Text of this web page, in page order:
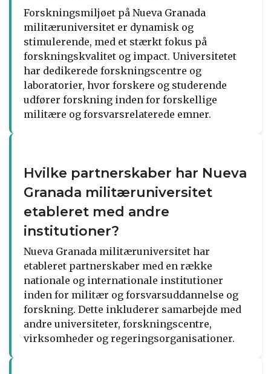
Forskningsmiljøet på Nueva Granada
militæruniversitet er dynamisk og
stimulerende, med et stærkt fokus på
forskningskvalitet og impact. Universitetet
har dedikerede forskningscentre og
laboratorier, hvor forskere og studerende
udfører forskning inden for forskellige
militære og forsvarsrelaterede emner.
Hvilke partnerskaber har Nueva
Granada militæruniversitet
etableret med andre
institutioner?
Nueva Granada militæruniversitet har
etableret partnerskaber med en række
nationale og internationale institutioner
inden for militær og forsvarsuddannelse og
forskning. Dette inkluderer samarbejde med
andre universiteter, forskningscentre,
virksomheder og regeringsorganisationer.